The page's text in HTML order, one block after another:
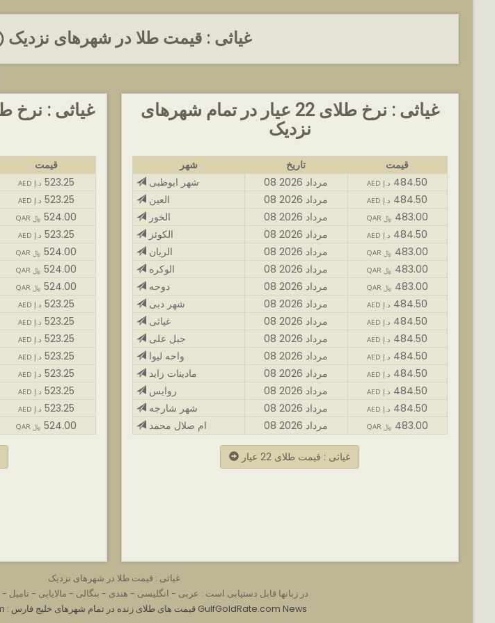
غیاثی : قیمت طلا در شهرهای نزدیک
قیمت
AED د.إ 523.25
AED د.إ 523.25
QAR ﷼ 524.00
AED د.إ 523.25
QAR ﷼ 524.00
QAR ﷼ 524.00
QAR ﷼ 524.00
AED د.إ 523.25
AED د.إ 523.25
AED د.إ 523.25
AED د.إ 523.25
AED د.إ 523.25
AED د.إ 523.25
AED د.إ 523.25
QAR ﷼ 524.00
غیاثی : نرخ طلای 22 عیار در تمام شهرهای
نزدیک
شهر تاریخ
قیمت
شهر ابوظبی
08 مرداد 2026 AED د.إ 484.50
العین
08 مرداد 2026 AED د.إ 484.50
الخور
08 مرداد 2026 QAR ﷼ 483.00
الکوئز
08 مرداد 2026 AED د.إ 484.50
الریان
08 مرداد 2026 QAR ﷼ 483.00
الوکره
08 مرداد 2026 QAR ﷼ 483.00
دوحه
08 مرداد 2026 QAR ﷼ 483.00
شهر دبی
08 مرداد 2026 AED د.إ 484.50
غیاثی
08 مرداد 2026 AED د.إ 484.50
جبل علی
08 مرداد 2026 AED د.إ 484.50
واحه لیوا
08 مرداد 2026 AED د.إ 484.50
مادینات زاید
08 مرداد 2026 AED د.إ 484.50
روایس
08 مرداد 2026 AED د.إ 484.50
شهر شارجه
08 مرداد 2026 AED د.إ 484.50
ام صلال محمد
08 مرداد 2026 QAR ﷼ 483.00
غیاثی : قیمت طلای 22 عیار
غیاثی : قیمت طلا در شهرهای نزدیک
در زبانها قابل دستیابی است : عربی - انگلیسی - هندی - بنگالی - مالایایی - تامیل -
GulfGoldRate.com : قیمت های طلای زنده در تمام شهرهای خلیج فارس GulfGoldRate.com News